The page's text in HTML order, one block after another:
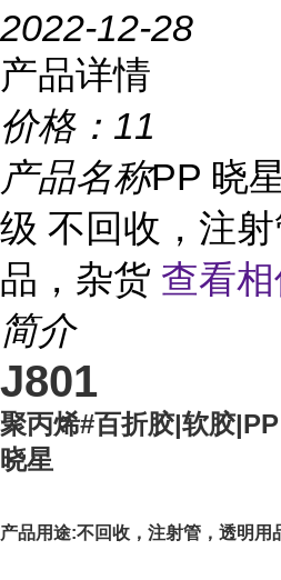
2022-12-28
产品详情
价格： 11
产品名称PP 晓
级 不回收，注
品，杂货 查看
简介
J801
聚丙烯#百折胶|软胶|PP
晓星
产品用途:不回收，注射管，透明用